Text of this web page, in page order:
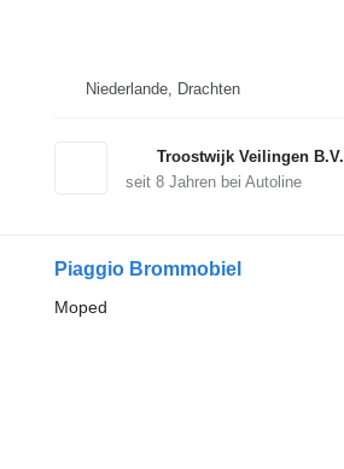
Niederlande, Drachten
Troostwijk Veilingen B.V.
seit 8Jahren bei Autoline
Piaggio Brommobiel
Moped